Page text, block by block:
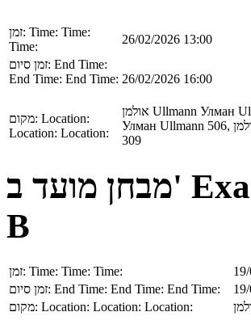
זמן: Time: Time:
Time:
26/02/2026 13:00
זמן סיום: End Time:
End Time: End Time: 26/02/2026 16:00
מקום: Location:
Location: Location:
אולמן Ullmann Улман
Улман Ullmann 506,
309
מבחן מועד ב'
B
זמן: Time: Time: Time:
זמן סיום: End Time: End Time: End Time:
מקום: Location: Location: Location: